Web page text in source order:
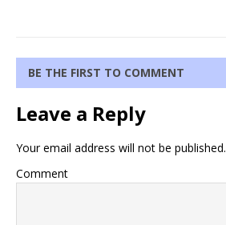
BE THE FIRST TO COMMENT
Leave a Reply
Your email address will not be published.
Comment